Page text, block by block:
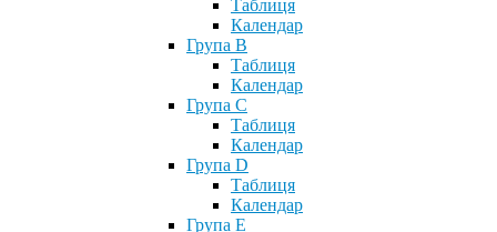
Таблиця
Календар
Група В
Таблиця
Календар
Група С
Таблиця
Календар
Група D
Таблиця
Календар
Група Е